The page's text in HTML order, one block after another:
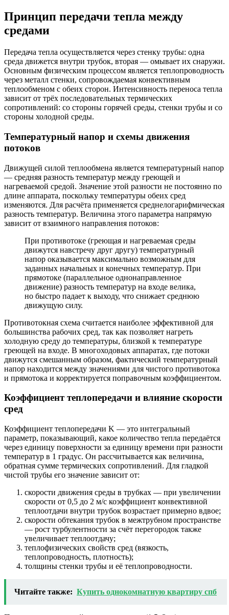
Принцип передачи тепла между
средами
Передача тепла осуществляется через стенку трубы: одна
среда движется внутри трубок, вторая — омывает их снаружи.
Основным физическим процессом является теплопроводность
через металл стенки, сопровождаемая конвективным
теплообменом с обеих сторон. Интенсивность переноса тепла
зависит от трёх последовательных термических
сопротивлений: со стороны горячей среды, стенки трубы и со
стороны холодной среды.
Температурный напор и схемы движения
потоков
Движущей силой теплообмена является температурный напор
— средняя разность температур между греющей и
нагреваемой средой. Значение этой разности не постоянно по
длине аппарата, поскольку температуры обеих сред
изменяются. Для расчёта применяется среднелогарифмическая
разность температур. Величина этого параметра напрямую
зависит от взаимного направления потоков:
При противотоке (греющая и нагреваемая среды
движутся навстречу друг другу) температурный
напор оказывается максимально возможным для
заданных начальных и конечных температур. При
прямотоке (параллельное однонаправленное
движение) разность температур на входе велика,
но быстро падает к выходу, что снижает среднюю
движущую силу.
Противотокная схема считается наиболее эффективной для
большинства рабочих сред, так как позволяет нагреть
холодную среду до температуры, близкой к температуре
греющей на входе. В многоходовых аппаратах, где потоки
движутся смешанным образом, фактический температурный
напор находится между значениями для чистого противотока
и прямотока и корректируется поправочным коэффициентом.
Коэффициент теплопередачи и влияние скорости
сред
Коэффициент теплопередачи K — это интегральный
параметр, показывающий, какое количество тепла передаётся
через единицу поверхности за единицу времени при разности
температур в 1 градус. Он рассчитывается как величина,
обратная сумме термических сопротивлений. Для гладкой
чистой трубы его значение зависит от:
скорости движения среды в трубках — при увеличении
скорости от 0,5 до 2 м/с коэффициент конвективной
теплоотдачи внутри трубок возрастает примерно вдвое;
скорости обтекания трубок в межтрубном пространстве
— рост турбулентности за счёт перегородок также
увеличивает теплоотдачу;
теплофизических свойств сред (вязкость,
теплопроводность, плотность);
толщины стенки трубы и её теплопроводности.
Читайте также: Купить однокомнатную квартиру спб